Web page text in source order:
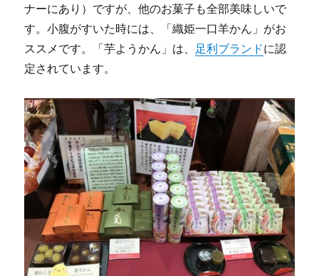
ナーにあり）ですが、他のお菓子も全部美味しいで
す。小腹がすいた時には、「織姫一口羊かん」がお
ススメです。「芋ようかん」は、 足利ブランドに認
定されています。